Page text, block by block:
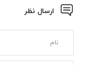
ارسال نظر